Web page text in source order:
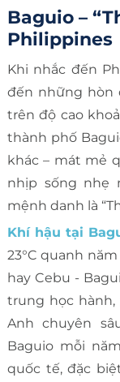
Baguio –
Philippines
Khi nhắc đến
đến những hòn
trên độ cao
thành phố
khác – mát mẻ
nhịp sống nhẹ
mệnh danh là
Khí hậu tại
23°C quanh
hay Cebu -
trung học
Anh chuyên
Baguio mỗi
quốc tế, đặc